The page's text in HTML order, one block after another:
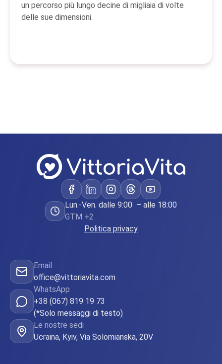
un percorso più lungo decine di migliaia di volte
delle sue dimensioni.
Lun.-Ven. dalle 9:00 – alle 18:00
GTM +2
Politica privacy
Email
office@vittoriavita.com
WhatsApp
+38 (067) 819 19 73
(*Solo messaggi di testo)
Le nostre sedi
Ucraina, Kyiv, Via Solomianska, 20V